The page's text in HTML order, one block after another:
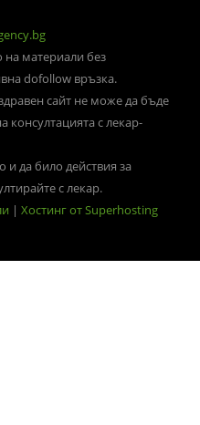
на материали без
dofollow връзка.
сайт не може да бъде
консултацията с лекар-
да било действия за
с лекар.
| Хостинг от Superhosting